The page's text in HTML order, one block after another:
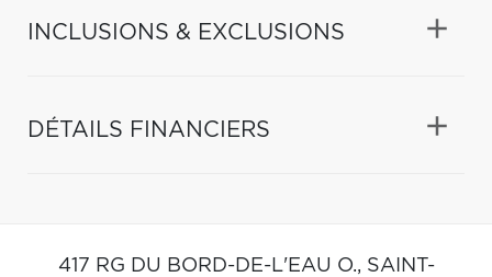
INCLUSIONS & EXCLUSIONS
DÉTAILS FINANCIERS
417 RG DU BORD-DE-L'EAU O., SAINT-